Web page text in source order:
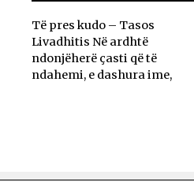
Të pres kudo – Tasos
Livadhitis Në ardhtë
ndonjëherë çasti që të
ndahemi, e dashura ime,